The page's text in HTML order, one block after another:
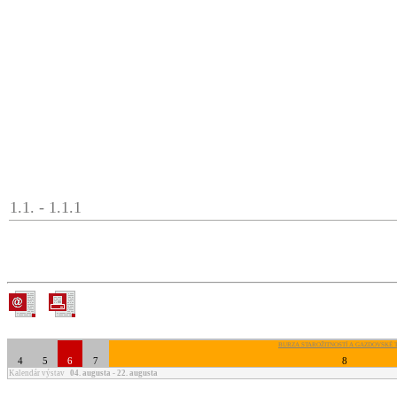
1.1. - 1.1.1
4 5 6 7
BURZA STAROŽITNOSTÍ A GAZDOVSKÉ
8
Kalendár výstav 04. augusta - 22. augusta